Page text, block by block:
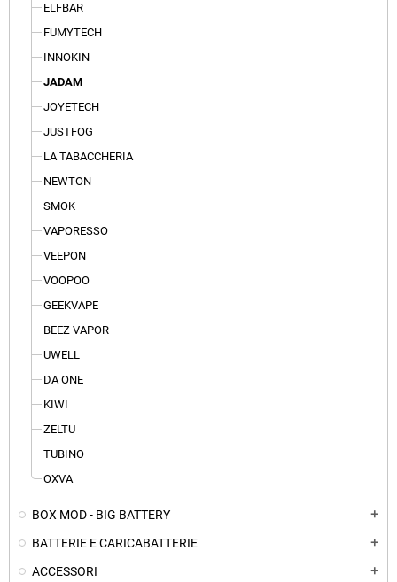
ELFBAR
FUMYTECH
INNOKIN
JADAM
JOYETECH
JUSTFOG
LA TABACCHERIA
NEWTON
SMOK
VAPORESSO
VEEPON
VOOPOO
GEEKVAPE
BEEZ VAPOR
UWELL
DA ONE
KIWI
ZELTU
TUBINO
OXVA
BOX MOD - BIG BATTERY add
BATTERIE E CARICABATTERIE add
ACCESSORI add